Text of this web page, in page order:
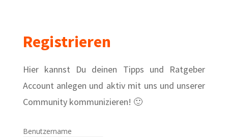
Registrieren
Hier kannst Du deinen Tipps und Ratgeber
Account anlegen und aktiv mit uns und unserer
Community kommunizieren! 🙂
Benutzername